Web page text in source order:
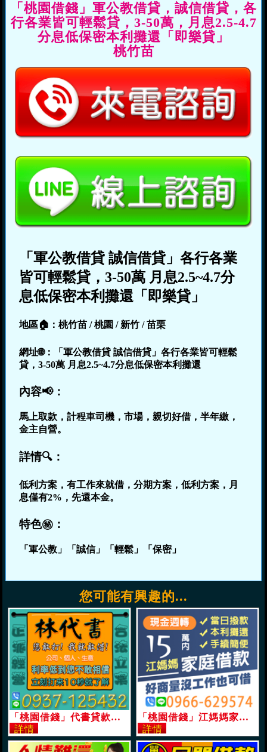
「桃園借錢」軍公教借貸，誠信借貸，各
行各業皆可輕鬆貸，3-50萬，月息2.5-4.7
分息低保密本利攤還「即樂貸」
桃竹苗
「軍公教借貸 誠信借貸」各行各業
皆可輕鬆貸，3-50萬 月息2.5~4.7分
息低保密本利攤還「即樂貸」
地區🏠：桃竹苗 / 桃園 / 新竹 / 苗栗
網址🌐：「軍公教借貸 誠信借貸」各行各業皆可輕鬆
貸，3-50萬 月息2.5~4.7分息低保密本利攤還
內容📢：
馬上取款，計程車司機，市場，親切好借，半年繳，
金主自營。
詳情🔍：
低利方案，有工作來就借，分期方案，低利方案，月
息僅有2%，先還本金。
特色㊙：
「軍公教」「誠信」「輕鬆」「保密」
您可能有興趣的...
「桃園借錢」代書貸款，民間借貸，利率低到你不敢相信，立刻打來10秒就了解「即樂貸」 「桃園借錢」江媽媽家庭借款，本利攤還手續簡便，15萬內當日撥款，現金週轉好商量，沒工作也可借「即樂貸」